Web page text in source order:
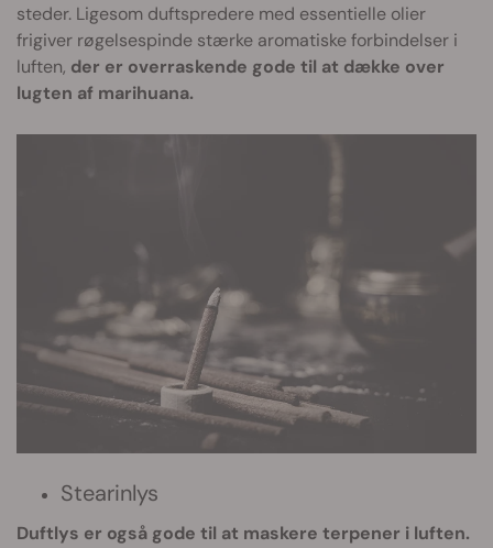
steder. Ligesom duftspredere med essentielle olier
frigiver røgelsespinde stærke aromatiske forbindelser i
luften, der er overraskende gode til at dække over
lugten af marihuana.
Stearinlys
Duftlys er også gode til at maskere terpener i luften.